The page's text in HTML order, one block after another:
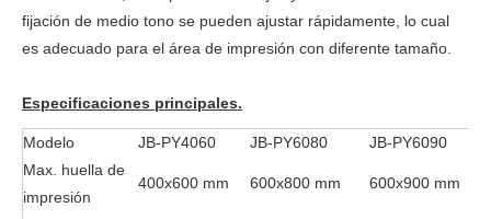
fijación de medio tono se pueden ajustar rápidamente, lo cual
es adecuado para el área de impresión con diferente tamaño.
Especificaciones principales.
Modelo JB-PY4060 JB-PY6080
JB-PY6090
Max. huella de
impresión
400x600 mm 600x800 mm 600x900 mm